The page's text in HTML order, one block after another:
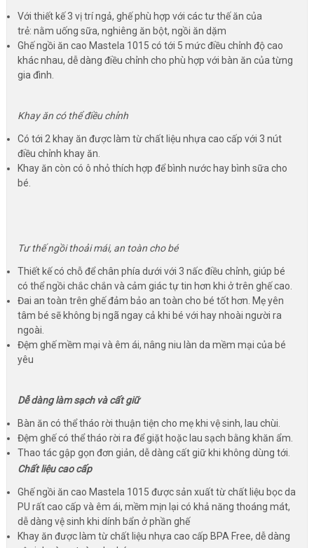
Với thiết kế 3 vị trí ngả, ghế phù hợp với các tư thế ăn của
trẻ: nằm uống sữa, nghiêng ăn bột, ngồi ăn dặm
Ghế ngồi ăn cao Mastela 1015 có tới 5 mức điều chỉnh độ cao
khác nhau, dễ dàng điều chỉnh cho phù hợp với bàn ăn của từng
gia đình.
Khay ăn có thể điều chỉnh
Có tới 2 khay ăn được làm từ chất liệu nhựa cao cấp với 3 nút
điều chỉnh khay ăn.
Khay ăn còn có ô nhỏ thích hợp để bình nước hay bình sữa cho
bé.
Tư thế ngồi thoải mái, an toàn cho bé
Thiết kế có chỗ để chân phía dưới với 3 nấc điều chỉnh, giúp bé
có thể ngồi chắc chắn và cảm giác tự tin hơn khi ở trên ghế cao.
Đai an toàn trên ghế đảm bảo an toàn cho bé tốt hơn. Mẹ yên
tâm bé sẽ không bị ngã ngay cả khi bé với hay nhoài người ra
ngoài.
Đệm ghế mềm mại và êm ái, nâng niu làn da mềm mại của bé
yêu
Dễ dàng làm sạch và cất giữ
Bàn ăn có thể tháo rời thuận tiện cho mẹ khi vệ sinh, lau chùi.
Đệm ghế có thể tháo rời ra để giặt hoặc lau sạch bằng khăn ẩm.
Thao tác gập gọn đơn giản, dễ dàng cất giữ khi không dùng tới.
Chất liệu cao cấp
Ghế ngồi ăn cao Mastela 1015 được sản xuất từ chất liệu bọc da
PU rất cao cấp và êm ái, mềm mịn lại có khả năng thoáng mát,
dễ dàng vệ sinh khi dính bẩn ở phần ghế
Khay ăn được làm từ chất liệu nhựa cao cấp BPA Free, dễ dàng